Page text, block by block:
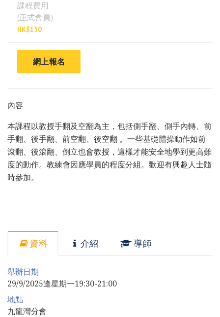
課程費用
(正式會員)
HK$150
網上報名
內容
本課程以教授手翻及空翻為主，包括側手翻、側手內轉、前
手翻、後手翻、前空翻、後空翻 。一些基礎體操動作如前
滾翻、後滾翻、倒立也會教授，這樣才能安全地學到更高難
度的動作。教練會因應學員的程度分組。歡迎有興趣人士隨
時參加。
資料 介紹 導師
舉辦日期
29/9/2025逢星期一19:30-21:00
地點
九龍灣分會